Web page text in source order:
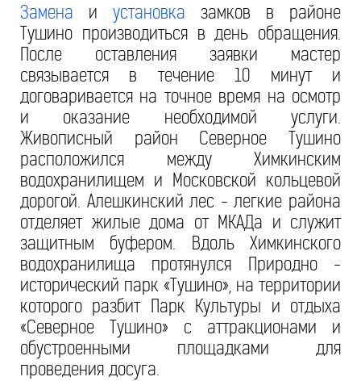
Замена и установка замков в районе
Тушино производиться в день обращения.
После оставления заявки мастер
связывается в течение 10 минут и
договаривается на точное время на осмотр
и оказание необходимой услуги.
Живописный район Северное Тушино
расположился между Химкинским
водохранилищем и Московской кольцевой
дорогой. Алешкинский лес - легкие района
отделяет жилые дома от МКАДа и служит
защитным буфером. Вдоль Химкинского
водохранилища протянулся Природно -
исторический парк «Тушино», на территории
которого разбит Парк Культуры и отдыха
«Северное Тушино» с аттракционами и
обустроенными площадками для
проведения досуга.